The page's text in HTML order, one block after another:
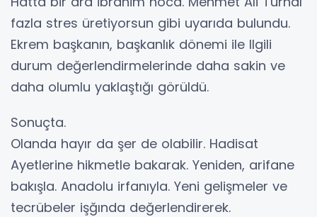
fazla stres üretiyorsun gibi uyarıda bulundu.
Ekrem başkanın, başkanlık dönemi ile llgili
durum değerlendirmelerinde daha sakin ve
daha olumlu yaklaştığı görüldü.
Sonuçta.
Olanda hayır da şer de olabilir. Hadisat
Ayetlerine hikmetle bakarak. Yeniden, arifane
bakışla. Anadolu irfanıyla. Yeni gelişmeler ve
tecrübeler işğında değerlendirerek.